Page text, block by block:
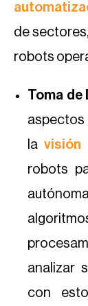
de
robots
Toma de
lavisión
robots
analizar
con